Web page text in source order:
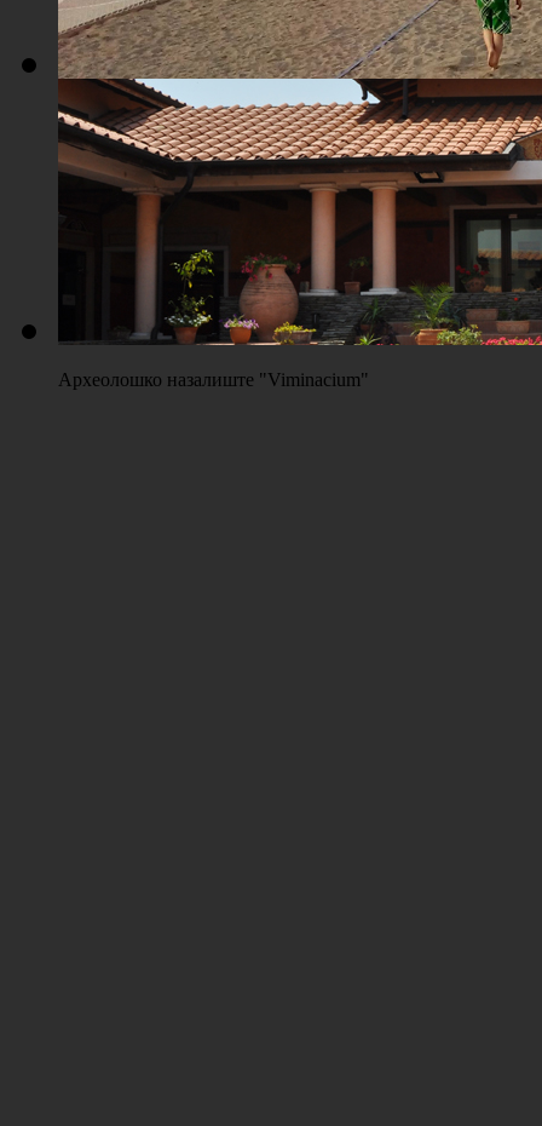
Плажа "Топољар" - Терени на песку
Археолошко назалиште "Viminacium"